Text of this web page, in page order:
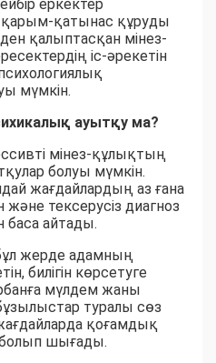
еркектер
қатынас құруды
қалыптасқан мінез-
іс-әрекетін
мүмкін.
ауытқу ма?
мінез-құлықтың
болуы мүмкін.
жағдайлардың аз ғана
және тексерусіз диагноз
баса айтады.
жерде адамның
билігін көрсетуге
мүлдем жаны
туралы сөз
қоғамдық
болып шығады.